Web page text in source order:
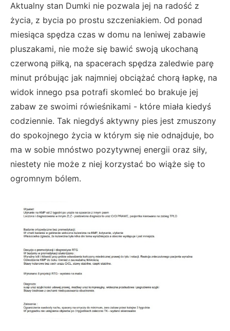
Aktualny stan Dumki nie pozwala jej na radość z
życia, z bycia po prostu szczeniakiem. Od ponad
miesiąca spędza czas w domu na leniwej zabawie
pluszakami, nie może się bawić swoją ukochaną
czerwoną piłką, na spacerach spędza zaledwie parę
minut próbując jak najmniej obciążać chorą łapkę, na
widok innego psa potrafi skomleć bo brakuje jej
zabaw ze swoimi rówieśnikami - które miała kiedyś
codziennie. Tak niegdyś aktywny pies jest zmuszony
do spokojnego życia w którym się nie odnajduje, bo
ma w sobie mnóstwo pozytywnej energii oraz siły,
niestety nie może z niej korzystać bo wiąże się to
ogromnym bólem.